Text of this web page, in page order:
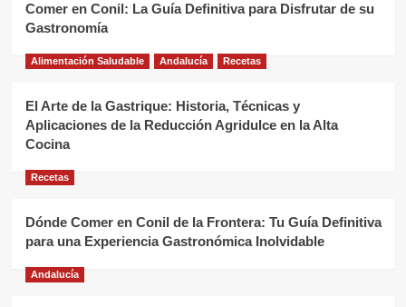
Comer en Conil: La Guía Definitiva para Disfrutar de su
Gastronomía
Alimentación Saludable Andalucía Recetas
El Arte de la Gastrique: Historia, Técnicas y
Aplicaciones de la Reducción Agridulce en la Alta
Cocina
Recetas
Dónde Comer en Conil de la Frontera: Tu Guía Definitiva
para una Experiencia Gastronómica Inolvidable
Andalucía